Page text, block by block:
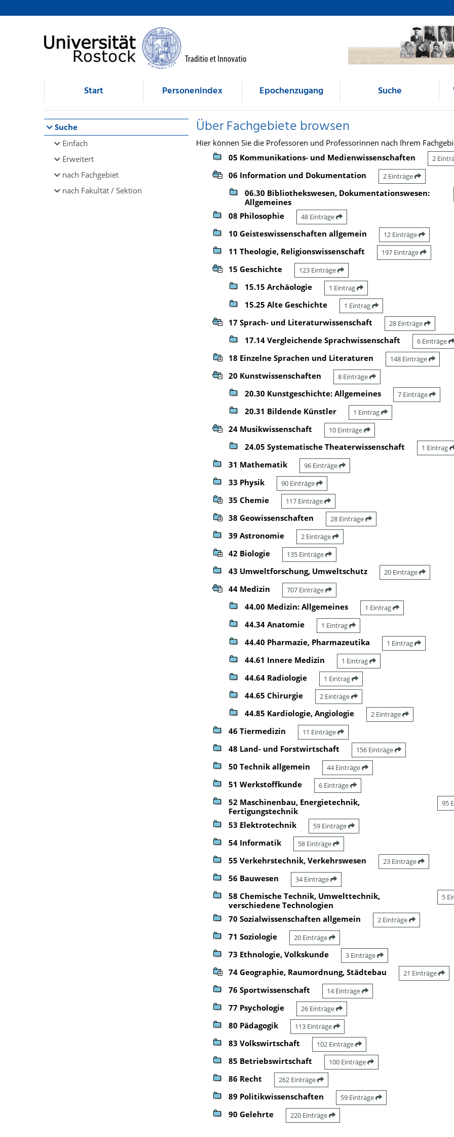
Browsen
direkt zum Inhalt
Start Personenindex Epochenzugang Suche
Suche
Einfach
Erweitert
nach Fachgebiet
nach Fakultät / Sektion
Über Fachgebiete browsen
Hier können Sie die Professoren und Professorinnen nach Ihrem
05 Kommunikations- und Medienwissenschaften
2
06 Information und Dokumentation 2 Einträge
06.30 Bibliothekswesen, Dokumentationswesen:
Allgemeines
08 Philosophie 48 Einträge
10 Geisteswissenschaften allgemein 12 Einträge
11 Theologie, Religionswissenschaft 197 Einträge
15 Geschichte 123 Einträge
15.15 Archäologie 1 Eintrag
15.25 Alte Geschichte 1 Eintrag
17 Sprach- und Literaturwissenschaft 28 Einträge
17.14 Vergleichende Sprachwissenschaft 6 Einträge
18 Einzelne Sprachen und Literaturen 148 Einträge
20 Kunstwissenschaften 8 Einträge
20.30 Kunstgeschichte: Allgemeines 7 Einträge
20.31 Bildende Künstler 1 Eintrag
24 Musikwissenschaft 10 Einträge
24.05 Systematische Theaterwissenschaft 1 Eintrag
31 Mathematik 96 Einträge
33 Physik 90 Einträge
35 Chemie 117 Einträge
38 Geowissenschaften 28 Einträge
39 Astronomie 2 Einträge
42 Biologie 135 Einträge
43 Umweltforschung, Umweltschutz 20 Einträge
44 Medizin 707 Einträge
44.00 Medizin: Allgemeines 1 Eintrag
44.34 Anatomie 1 Eintrag
44.40 Pharmazie, Pharmazeutika 1 Eintrag
44.61 Innere Medizin 1 Eintrag
44.64 Radiologie 1 Eintrag
44.65 Chirurgie 2 Einträge
44.85 Kardiologie, Angiologie 2 Einträge
46 Tiermedizin 11 Einträge
48 Land- und Forstwirtschaft 156 Einträge
50 Technik allgemein 44 Einträge
51 Werkstoffkunde 6 Einträge
52 Maschinenbau, Energietechnik,
Fertigungstechnik
95
53 Elektrotechnik 59 Einträge
54 Informatik 58 Einträge
55 Verkehrstechnik, Verkehrswesen 23 Einträge
56 Bauwesen 34 Einträge
58 Chemische Technik, Umwelttechnik,
verschiedene Technologien
5
70 Sozialwissenschaften allgemein 2 Einträge
71 Soziologie 20 Einträge
73 Ethnologie, Volkskunde 3 Einträge
74 Geographie, Raumordnung, Städtebau 21 Einträge
76 Sportwissenschaft 14 Einträge
77 Psychologie 26 Einträge
80 Pädagogik 113 Einträge
83 Volkswirtschaft 102 Einträge
85 Betriebswirtschaft 100 Einträge
86 Recht 262 Einträge
89 Politikwissenschaften 59 Einträge
90 Gelehrte 220 Einträge